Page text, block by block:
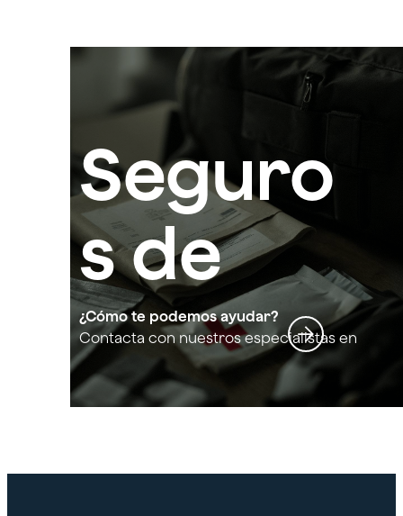
Seguro
s de
acciden
tes para
empres
¿Cómo te podemos ayudar?
Contacta con nuestros especialistas en
Seguros de accidentes para empresas y
autónomos